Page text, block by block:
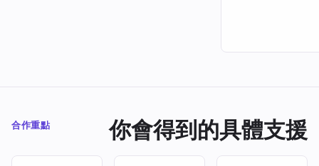
合作重點 你會得到的具體支援